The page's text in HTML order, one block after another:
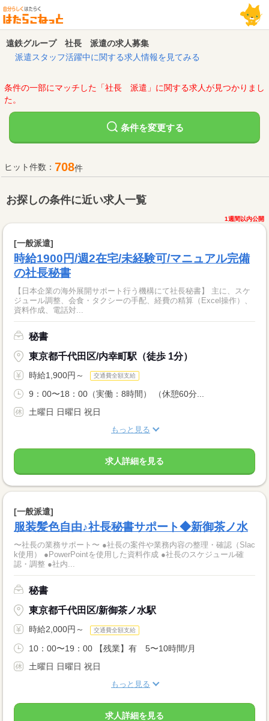
遠鉄グループ 社長 派遣の求人募集
派遣スタッフ活躍中に関する求人情報を見てみる
条件の一部にマッチした「社長 派遣」に関する求人が見つかりまし
た。
条件を変更する
ヒット件数： 708件
お探しの条件に近い求人一覧
1週間以内公開
[一般派遣]
時給1900円/週2在宅/未経験可/マニュアル完備
の社長秘書
【日本企業の海外展開サポート行う機構にて社長秘書】 主に、スケ
ジュール調整、会食・タクシーの手配、経費の精算（Excel操作）、
資料作成、電話対...
秘書
東京都千代田区/内幸町駅（徒歩 1分）
時給1,900円～ 交通費全額支給
9：00〜18：00（実働：8時間） （休憩60分...
土曜日 日曜日 祝日
もっと見る
求人詳細を見る
[一般派遣]
服装髪色自由♪社長秘書サポート◆新御茶ノ水
〜社長の業務サポート〜 ●社長の案件や業務内容の整理・確認（Slac
k使用） ●PowerPointを使用した資料作成 ●社長のスケジュール確
認・調整 ●社内...
秘書
東京都千代田区/新御茶ノ水駅
時給2,000円～ 交通費全額支給
10：00〜19：00 【残業】有 5〜10時間/月
土曜日 日曜日 祝日
もっと見る
求人詳細を見る